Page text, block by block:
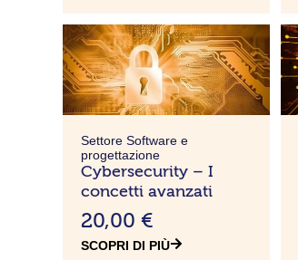
0
€
a
5
5
,
0
Settore Software e
progettazione
Cybersecurity – I
concetti avanzati
20,00 €
SCOPRI DI PIÙ